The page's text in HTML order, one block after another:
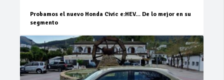
Probamos el nuevo Honda Civic e:HEV… De lo mejor en su
segmento